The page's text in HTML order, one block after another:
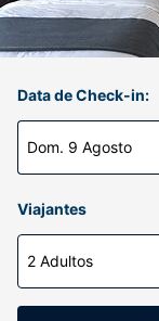
Data de Check-in:
Dom. 9 Agosto
Viajantes
2 Adultos